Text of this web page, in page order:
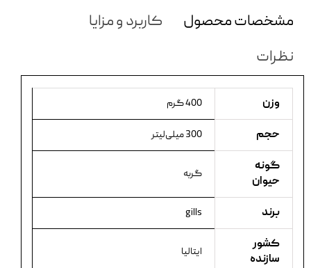
مشخصات محصول
کاربرد و مزایا
نظرات
وزن 400 گرم
حجم 300 میلی‌لیتر
گونه
حیوان
گربه
برند gills
کشور
سازنده
ایتالیا